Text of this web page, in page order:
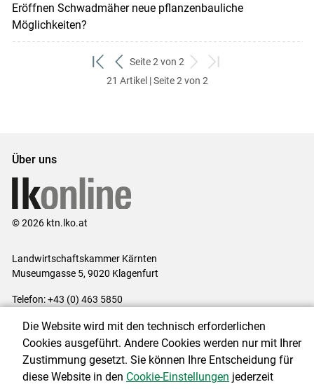
Eröffnen Schwadmäher neue pflanzenbauliche
Möglichkeiten?
zum
ersten
zurück
zum
Seite 2 von 2
weiter
zum
zum
21 Artikel | Seite 2 von 2
Über uns
© 2026 ktn.lko.at
Landwirtschaftskammer Kärnten
Museumgasse 5, 9020 Klagenfurt
Telefon: +43 (0) 463 5850
Impressum|Kontakt|Datenschutzerklärung|Barrierefreiheit|
Cookie-Einstellungen
Die Website wird mit den technisch erforderlichen
Cookies ausgeführt. Andere Cookies werden nur mit Ihrer
Zustimmung gesetzt. Sie können Ihre Entscheidung für
diese Website in den Cookie-Einstellungen jederzeit